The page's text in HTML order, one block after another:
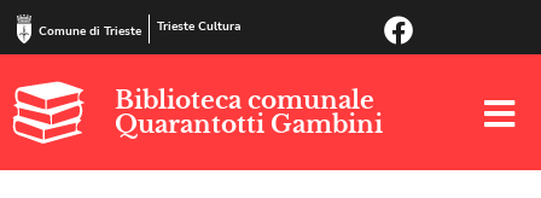
Comune di Trieste Trieste Cultura
Biblioteca comunale
Quarantotti Gambini